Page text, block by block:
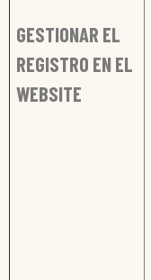
GESTIONAR EL
REGISTRO EN EL
WEBSITE